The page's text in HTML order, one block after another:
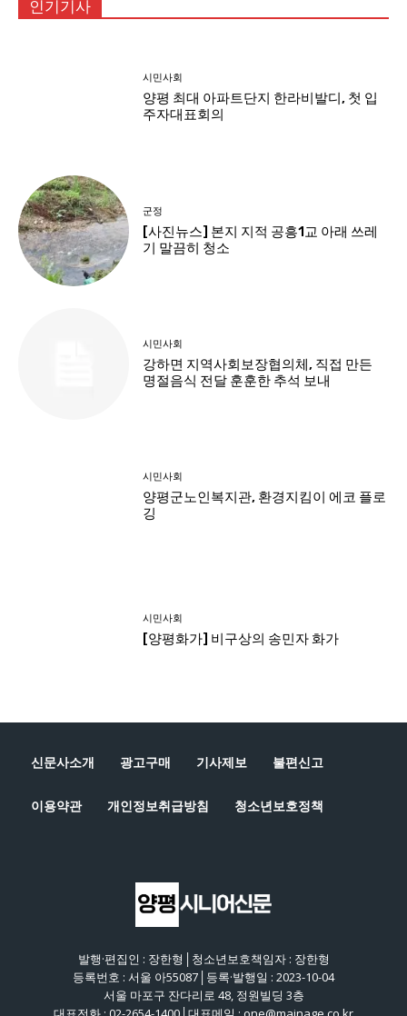
신문사소개 광고구매 기사제보 불편신고
이용약관 개인정보취급방침 청소년보호정책
발행·편집인 : 장한형│청소년보호책임자 : 장한형
등록번호 : 서울 아55087│등록·발행일 : 2023-10-04
서울 마포구 잔다리로 48, 정원빌딩 3층